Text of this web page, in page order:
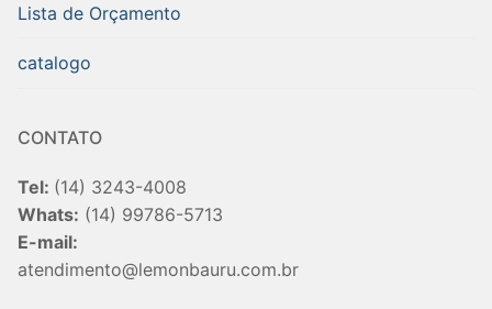
Lista de Orçamento
catalogo
CONTATO
Tel: (14) 3243-4008
Whats: (14) 99786-5713
E-mail:
atendimento@lemonbauru.com.br